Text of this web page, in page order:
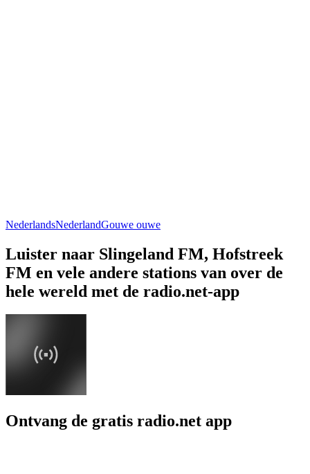
NederlandsNederlandGouwe ouwe
Luister naar Slingeland FM, Hofstreek
FM en vele andere stations van over de
hele wereld met de radio.net-app
Ontvang de gratis radio.net app